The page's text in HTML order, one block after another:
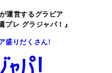
運営するグラビア
プレ グラジャパ！』
盛りだくさん!